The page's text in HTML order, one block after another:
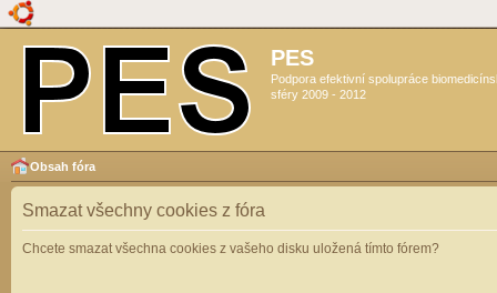
PES
Podpora efektivní spolupráce
sféry 2009 - 2012
Obsah fóra
Smazat všechny cookies z fóra
Chcete smazat všechna cookies z vašeho disku uložená tímto fórem?